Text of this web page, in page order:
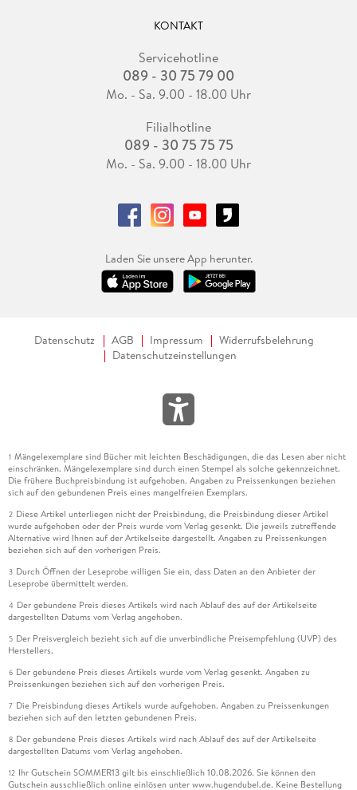
KONTAKT
Servicehotline
089 - 30 75 79 00
Mo. - Sa. 9.00 - 18.00 Uhr
Filialhotline
089 - 30 75 75 75
Mo. - Sa. 9.00 - 18.00 Uhr
Laden Sie unsere App herunter.
Datenschutz AGB Impressum
Widerrufsbelehrung
Datenschutzeinstellungen
1 Mängelexemplare sind Bücher mit leichten Beschädigungen, die das Lesen aber nicht
einschränken. Mängelexemplare sind durch einen Stempel als solche gekennzeichnet.
Die frühere Buchpreisbindung ist aufgehoben. Angaben zu Preissenkungen beziehen
sich auf den gebundenen Preis eines mangelfreien Exemplars.
2 Diese Artikel unterliegen nicht der Preisbindung, die Preisbindung dieser Artikel
wurde aufgehoben oder der Preis wurde vom Verlag gesenkt. Die jeweils zutreffende
Alternative wird Ihnen auf der Artikelseite dargestellt. Angaben zu Preissenkungen
beziehen sich auf den vorherigen Preis.
3 Durch Öffnen der Leseprobe willigen Sie ein, dass Daten an den Anbieter der
Leseprobe übermittelt werden.
4 Der gebundene Preis dieses Artikels wird nach Ablauf des auf der Artikelseite
dargestellten Datums vom Verlag angehoben.
5 Der Preisvergleich bezieht sich auf die unverbindliche Preisempfehlung (UVP) des
Herstellers.
6 Der gebundene Preis dieses Artikels wurde vom Verlag gesenkt. Angaben zu
Preissenkungen beziehen sich auf den vorherigen Preis.
7 Die Preisbindung dieses Artikels wurde aufgehoben. Angaben zu Preissenkungen
beziehen sich auf den letzten gebundenen Preis.
8 Der gebundene Preis dieses Artikels wird nach Ablauf des auf der Artikelseite
dargestellten Datums vom Verlag angehoben.
12 Ihr Gutschein SOMMER13 gilt bis einschließlich 10.08.2026. Sie können den
Gutschein ausschließlich online einlösen unter www.hugendubel.de. Keine Bestellung